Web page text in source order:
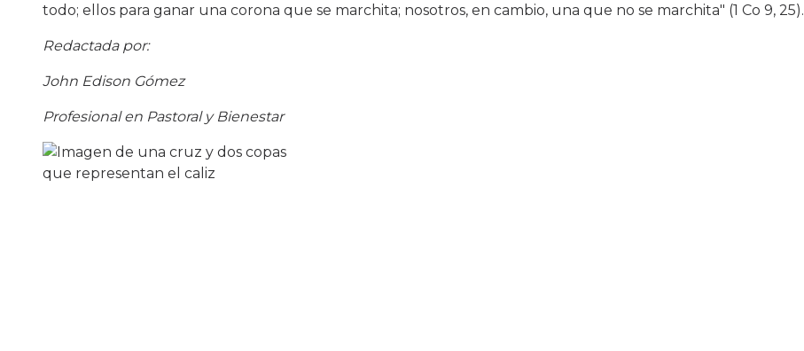
todo; ellos para ganar una corona que se marchita; nosotros, en cambio, una que no se marchita" (1 Co 9, 25).
Redactada por:
John Edison Gómez
Profesional en Pastoral y Bienestar